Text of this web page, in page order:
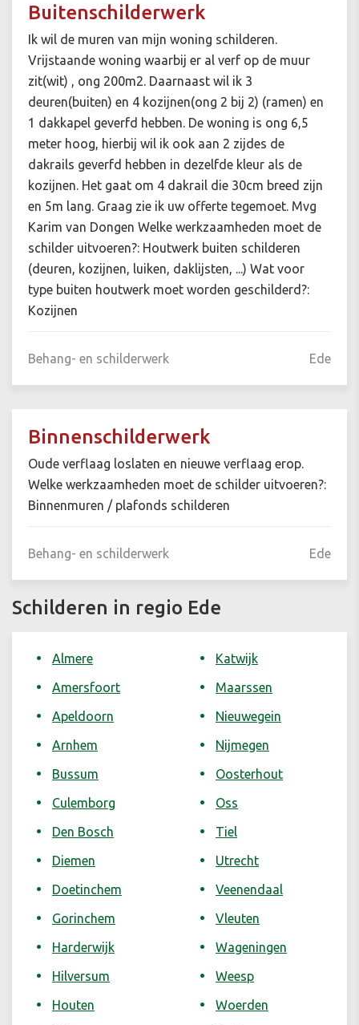
Buitenschilderwerk
Ik wil de muren van mijn woning schilderen.
Vrijstaande woning waarbij er al verf op de muur
zit(wit) , ong 200m2. Daarnaast wil ik 3
deuren(buiten) en 4 kozijnen(ong 2 bij 2) (ramen) en
1 dakkapel geverfd hebben. De woning is ong 6,5
meter hoog, hierbij wil ik ook aan 2 zijdes de
dakrails geverfd hebben in dezelfde kleur als de
kozijnen. Het gaat om 4 dakrail die 30cm breed zijn
en 5m lang. Graag zie ik uw offerte tegemoet. Mvg
Karim van Dongen Welke werkzaamheden moet de
schilder uitvoeren?: Houtwerk buiten schilderen
(deuren, kozijnen, luiken, daklijsten, ...) Wat voor
type buiten houtwerk moet worden geschilderd?:
Kozijnen
Behang- en schilderwerk Ede
Binnenschilderwerk
Oude verflaag loslaten en nieuwe verflaag erop.
Welke werkzaamheden moet de schilder uitvoeren?:
Binnenmuren / plafonds schilderen
Behang- en schilderwerk Ede
Schilderen in regio Ede
Almere
Amersfoort
Apeldoorn
Arnhem
Bussum
Culemborg
Den Bosch
Diemen
Doetinchem
Gorinchem
Harderwijk
Hilversum
Houten
Katwijk
Maarssen
Nieuwegein
Nijmegen
Oosterhout
Oss
Tiel
Utrecht
Veenendaal
Vleuten
Wageningen
Weesp
Woerden